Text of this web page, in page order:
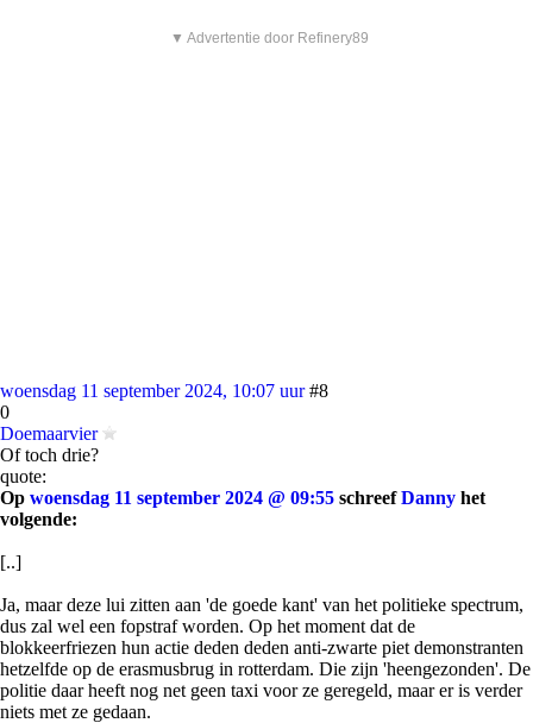
▼ Advertentie door Refinery89
woensdag 11 september 2024, 10:07 uur #8
0
Doemaarvier
Of toch drie?
quote:
Op woensdag 11 september 2024 @ 09:55 schreefDanny het
volgende:
[..]
Ja, maar deze lui zitten aan 'de goede kant' van het politieke spectrum,
dus zal wel een fopstraf worden. Op het moment dat de
blokkeerfriezen hun actie deden deden anti-zwarte piet demonstranten
hetzelfde op de erasmusbrug in rotterdam. Die zijn 'heengezonden'. De
politie daar heeft nog net geen taxi voor ze geregeld, maar er is verder
niets met ze gedaan.